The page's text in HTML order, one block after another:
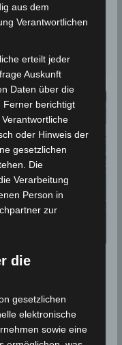
westlichen und
gewittrige
derzeit in
7 Uhr
Uhr
aus dem
Verantwortlichen
erteilt jeder
Auskunft
Daten über die
Ferner berichtigt
oder Hinweis der
gesetzlichen
Die
Verarbeitung
Person in
zur
die
gesetzlichen
elektronische
sowie eine